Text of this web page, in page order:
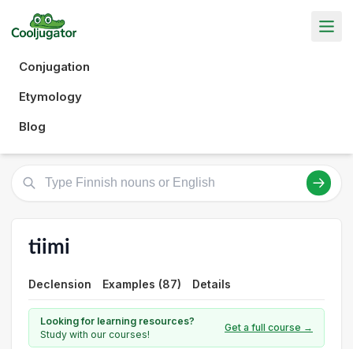
Conjugation
Etymology
Blog
tiimi
Declension Examples (87) Details
Looking for learning resources?
Study with our courses!
Get a full course →